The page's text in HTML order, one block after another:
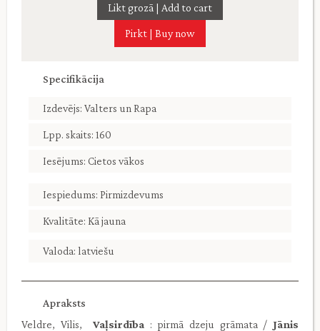
Pirkt | Buy now
Specifikācija
Izdevējs: Valters un Rapa
Lpp. skaits: 160
Iesējums: Cietos vākos
Iespiedums: Pirmizdevums
Kvalitāte: Kā jauna
Valoda: latviešu
Apraksts
Veldre, Vilis, Vaļsirdība : pirmā dzeju grāmata / Jānis